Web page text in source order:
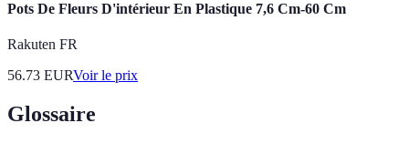
Pots De Fleurs D'intérieur En Plastique 7,6 Cm-60 Cm
Rakuten FR
56.73 EURVoir le prix
Glossaire